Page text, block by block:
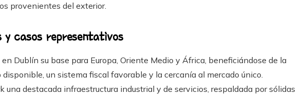
provenientes del exterior.
y casos representativos
Dublín su base para Europa, Oriente Medio y África, beneficiándose de la
un sistema fiscal favorable y la cercanía al mercado único.
una destacada infraestructura industrial y de servicios, respaldada por sólidas